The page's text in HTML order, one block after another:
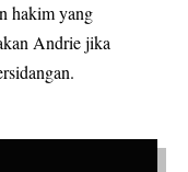
hakim yang
Andrie jika